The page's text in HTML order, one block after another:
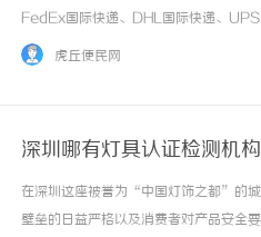
FedEx国际快递、DHL国际快递、
务。上海黄浦区DHL快递的企业优势与
虎丘便民网
深圳哪有灯具认证检测机
在深圳这座被誉为“中国灯饰之都”的
壁垒的日益严格以及消费者对产品安全